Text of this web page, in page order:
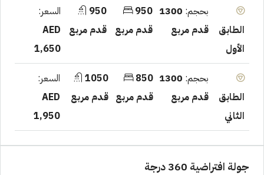
الطابق
الأول
بحجم: 1300
قدم مربع
950
قدم مربع
950
قدم مربع
السعر:
AED
1,650
الطابق
الثاني
بحجم: 1300
قدم مربع
850
قدم مربع
1050
قدم مربع
السعر:
AED
1,950
جولة افتراضية 360 درجة